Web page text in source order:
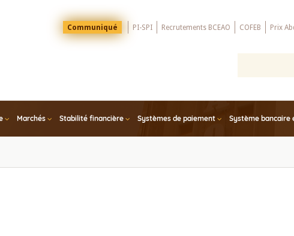
Menu
Top
Communiqué PI-SPI Recrutements BCEAO COFEB Prix
Marchés Stabilité financière Systèmes de paiement Système bancaire